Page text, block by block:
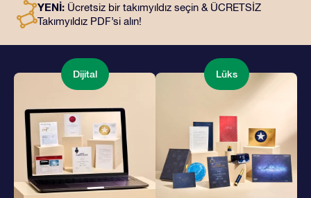
yoludur.
YENİ: Ücretsiz bir takımyıldız seçin & ÜCRETSİZ
Takımyıldız PDF’si alın!
Dijital Lüks